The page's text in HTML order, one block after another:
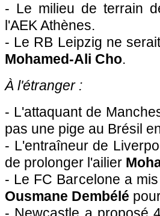
- Le milieu de terrain
l'AEK Athènes.
- Le RB Leipzig ne
Mohamed-Ali Cho.
À l'étranger :
- L'attaquant de
pas une pige au Brésil
- L'entraîneur de
de prolonger l'ailier
- Le FC Barcelone a
Ousmane Dembélé